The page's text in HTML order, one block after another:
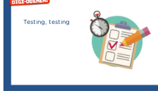
Testing, testing